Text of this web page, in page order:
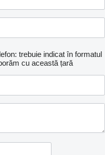
trebuie indicat în formatul
cu această țară